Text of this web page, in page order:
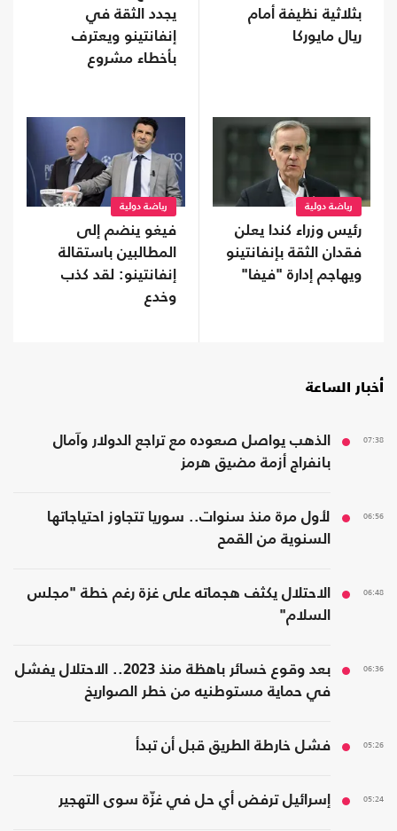
بثلاثية نظيفة أمام
ريال مايوركا
يجدد الثقة في
إنفانتينو ويعترف
بأخطاء مشروع
رياضة دولية
رئيس وزراء كندا يعلن
فقدان الثقة بإنفانتينو
ويهاجم إدارة "فيفا"
رياضة دولية
فيغو ينضم إلى
المطالبين باستقالة
إنفانتينو: لقد كذب
وخدع
أخبار الساعة
07:38
الذهب يواصل صعوده مع تراجع الدولار وآمال
بانفراج أزمة مضيق هرمز
06:56
لأول مرة منذ سنوات.. سوريا تتجاوز احتياجاتها
السنوية من القمح
06:48
الاحتلال يكثف هجماته على غزة رغم خطة "مجلس
السلام"
06:36
بعد وقوع خسائر باهظة منذ 2023.. الاحتلال يفشل
في حماية مستوطنيه من خطر الصواريخ
05:26 فشل خارطة الطريق قبل أن تبدأ
05:24 إسرائيل ترفض أي حل في غزّة سوى التهجير